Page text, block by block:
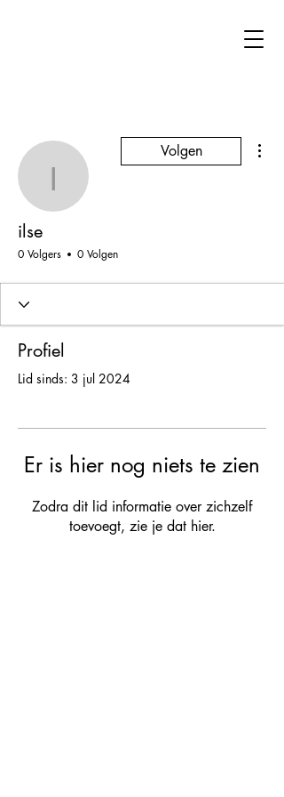
ilse
Volgen
ilse
0 Volgers 0 Volgen
Profiel
Lid sinds: 3 jul 2024
Er is hier nog niets te zien
Zodra dit lid informatie over zichzelf
toevoegt, zie je dat hier.